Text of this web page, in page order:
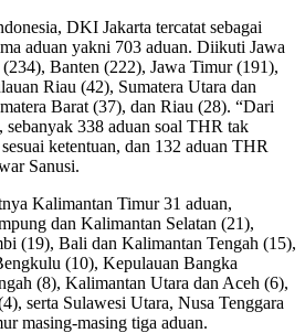
DKI Jakarta tercatat sebagai
aduan yakni 703 aduan. Diikuti Jawa
Banten (222), Jawa Timur (191),
Riau (42), Sumatera Utara dan
Barat (37), dan Riau (28). “Dari
338 aduan soal THR tak
ketentuan, dan 132 aduan THR
Sanusi.
Kalimantan Timur 31 aduan,
dan Kalimantan Selatan (21),
(19), Bali dan Kalimantan Tengah (15),
(10), Kepulauan Bangka
(8), Kalimantan Utara dan Aceh (6),
serta Sulawesi Utara, Nusa Tenggara
masing-masing tiga aduan.